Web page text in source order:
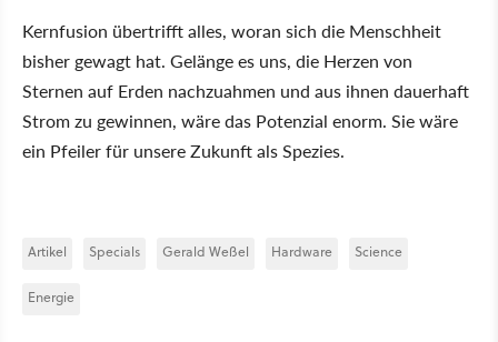
Kernfusion übertrifft alles, woran sich die Menschheit
bisher gewagt hat. Gelänge es uns, die Herzen von
Sternen auf Erden nachzuahmen und aus ihnen dauerhaft
Strom zu gewinnen, wäre das Potenzial enorm. Sie wäre
ein Pfeiler für unsere Zukunft als Spezies.
Artikel Specials Gerald Weßel Hardware Science
Energie